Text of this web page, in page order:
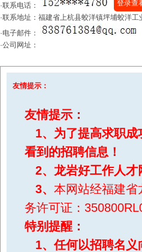
·联系电话：
登录查
·联系地址：福建省上杭县蛟洋镇坪埔蛟洋工
·电子邮件：
·公司网址：
友情提示：
友情提示：
1、为了提高求职成
看到的招聘信息！
2、 龙岩好工作人
3、 本网站经福建省
务许可证：
特别提醒 ：
1、任何以招聘名义